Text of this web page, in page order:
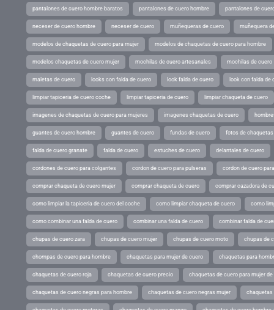
pantalones de cuero hombre baratos pantalones de cuero hombre pantalones de
neceser de cuero hombre neceser de cuero muñequeras de cuero muñequera
modelos de chaquetas de cuero para mujer modelos de chaquetas de cuero para hombre
modelos chaquetas de cuero mujer mochilas de cuero artesanales mochilas de cuero
maletas de cuero looks con falda de cuero look falda de cuero look con falda de
limpiar tapiceria de cuero coche limpiar tapiceria de cuero limpiar chaqueta de cuero
imagenes de chaquetas de cuero para mujeres imagenes chaquetas de cuero
guantes de cuero hombre guantes de cuero fundas de cuero fotos de chaquetas
falda de cuero granate falda de cuero estuches de cuero delantales de cuero
cordones de cuero para colgantes cordon de cuero para pulseras cordon de cuero
comprar chaqueta de cuero mujer comprar chaqueta de cuero comprar cazadora de
como limpiar la tapiceria de cuero del coche como limpiar chaqueta de cuero como
como combinar una falda de cuero combinar una falda de cuero combinar falda de
chupas de cuero zara chupas de cuero mujer chupas de cuero moto chupas de
chompas de cuero para hombre chaquetas para mujer de cuero chaquetas para
chaquetas de cuero roja chaquetas de cuero precio chaquetas de cuero para mujer de
chaquetas de cuero negras para hombre chaquetas de cuero negras mujer chaquetas